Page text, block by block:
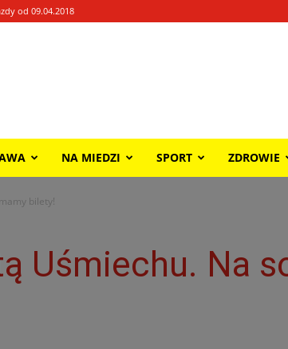
od 09.04.2018
NA MIEDZI SPORT ZDROWIE
bilety!
Uśmiechu. Na